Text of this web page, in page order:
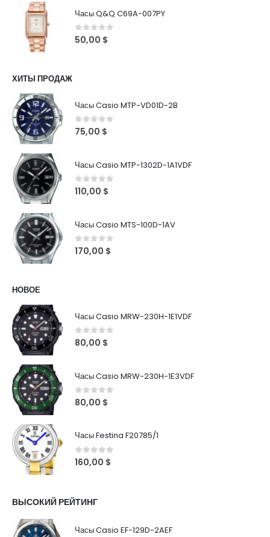
Часы Q&Q C69A-007PY
0out of 5
50,00 $
ХИТЫ ПРОДАЖ
Часы Casio MTP-VD01D-2B
0out of 5
75,00 $
Часы Casio MTP-1302D-1A1VDF
0out of 5
110,00 $
Часы Casio MTS-100D-1AV
0out of 5
170,00 $
НОВОЕ
Часы Casio MRW-230H-1E1VDF
0out of 5
80,00 $
Часы Casio MRW-230H-1E3VDF
0out of 5
80,00 $
Часы Festina F20785/1
0out of 5
160,00 $
ВЫСОКИЙ РЕЙТИНГ
Часы Casio EF-129D-2AEF